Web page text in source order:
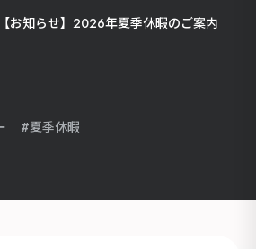
【お知らせ】2026年夏季休暇のご案内
夏季休暇